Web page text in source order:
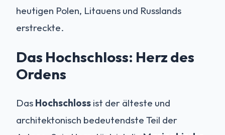
heutigen Polen, Litauens und Russlands
erstreckte.
Das Hochschloss: Herz des
Ordens
Das Hochschloss ist der älteste und
architektonisch bedeutendste Teil der